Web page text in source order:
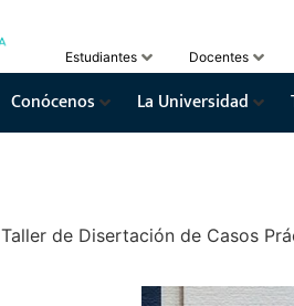
Estudiantes Docentes
Conócenos La Universidad
Taller de Disertación de Casos